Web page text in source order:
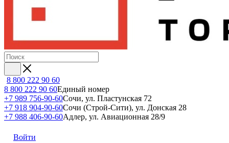
8 800 222 90 60
8 800 222 90 60Единый номер
+7 989 756-90-60Сочи, ул. Пластунская 72
+7 918 904-90-60Сочи (Строй-Сити), ул. Донская 28
+7 988 406-90-60Адлер, ул. Авиационная 28/9
Войти